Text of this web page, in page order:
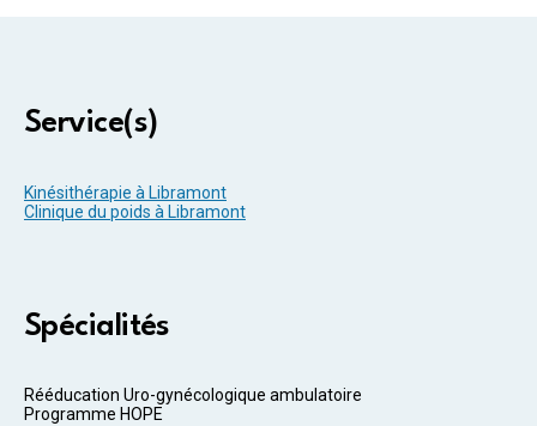
Service(s)
Kinésithérapie à Libramont
Clinique du poids à Libramont
Spécialités
Rééducation Uro-gynécologique ambulatoire
Programme HOPE